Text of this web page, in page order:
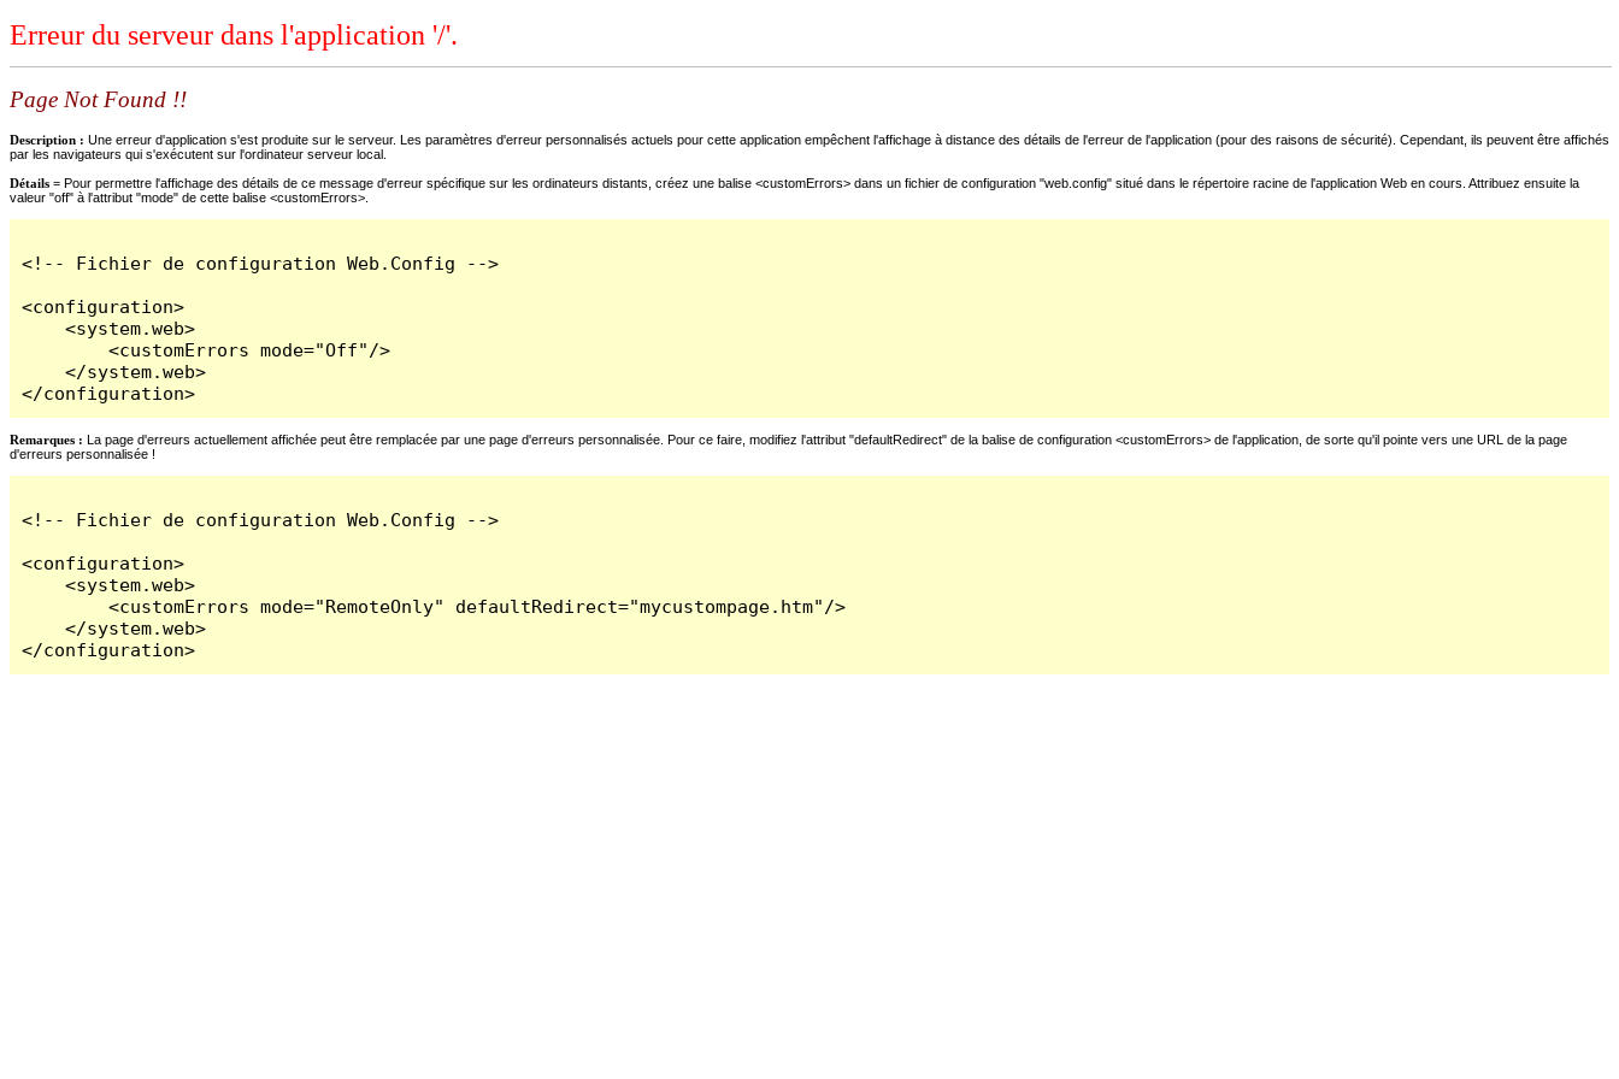
Erreur du serveur dans l'application '/'.
Page Not Found !!
Description : Une erreur d'application s'est produite sur le serveur. Les paramètres d'erreur personnalisés actuels pour cette application empêchent l'affichage à distance des détails de l'erreur de l'application (pour des raisons de sécurité). Cependant, ils peuvent être affichés
par les navigateurs qui s'exécutent sur l'ordinateur serveur local.
Détails = Pour permettre l'affichage des détails de ce message d'erreur spécifique sur les ordinateurs distants, créez une balise <customErrors> dans un fichier de configuration "web.config" situé dans le répertoire racine de l'application Web en cours. Attribuez ensuite la
valeur "off" à l'attribut "mode" de cette balise <customErrors>.
<!-- Fichier de configuration Web.Config -->
<configuration>
    <system.web>
        <customErrors mode="Off"/>
    </system.web>
</configuration>
Remarques : La page d'erreurs actuellement affichée peut être remplacée par une page d'erreurs personnalisée. Pour ce faire, modifiez l'attribut "defaultRedirect" de la balise de configuration <customErrors> de l'application, de sorte qu'il pointe vers une URL de la page
d'erreurs personnalisée !
<!-- Fichier de configuration Web.Config -->
<configuration>
    <system.web>
        <customErrors mode="RemoteOnly" defaultRedirect="mycustompage.htm"/>
    </system.web>
</configuration>